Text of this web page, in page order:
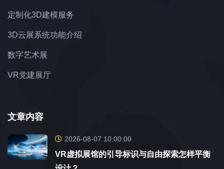
定制化3D建模服务
3D云展系统功能介绍
数字艺术展
VR党建展厅
文章内容
2026-08-07 10:00:00
VR虚拟展馆的引导标识与自由探索怎样平衡